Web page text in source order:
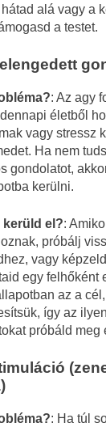
alá vagy a
a testet.
: Az agy
életből
vagy stressz
Ha nem
gondolatot,
kerülni.
kerüld el?:
próbálj
vagy
egy felhőként
az a
így az
próbáld meg
: Ha túl